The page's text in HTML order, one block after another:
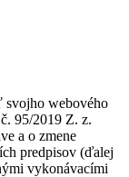
svojho webového
95/2019 Z. z.
a o zmene
predpisov (ďalej
vykonávacími